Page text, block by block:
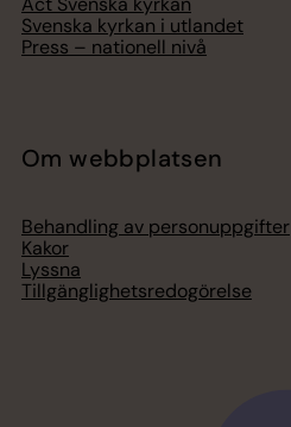
Svenska kyrkan i utlandet
Press – nationell nivå
Om webbplatsen
Behandling av personuppgifter
Kakor
Lyssna
Tillgänglighetsredogörelse